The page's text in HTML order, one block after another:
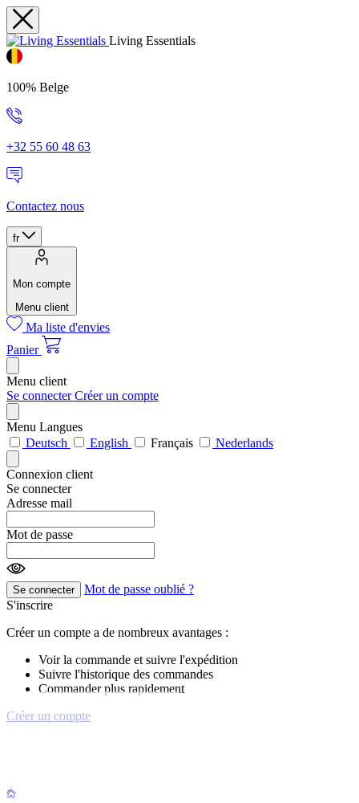
Living Essentials
100% Belge
+32 55 60 48 63
Contactez nous
fr
Mon compte
Menu client
Ma liste d'envies
Panier
Menu client
Se connecterCréer un compte
Menu Langues
Deutsch
English Français Nederlands
Connexion client
Se connecter
Adresse mail
Mot de passe
Se connecter
Mot de passe oublié ?
S'inscrire
Créer un compte a de nombreux avantages :
Voir la commande et suivre l'expédition
Suivre l'historique des commandes
Commander plus rapidement
Créer un compte